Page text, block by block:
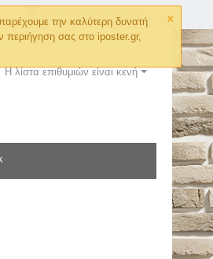
×
την καλύτερη δυνατή
περιήγηση σας στο iposter.gr,
Η λίστα επιθυμιών είναι κενή